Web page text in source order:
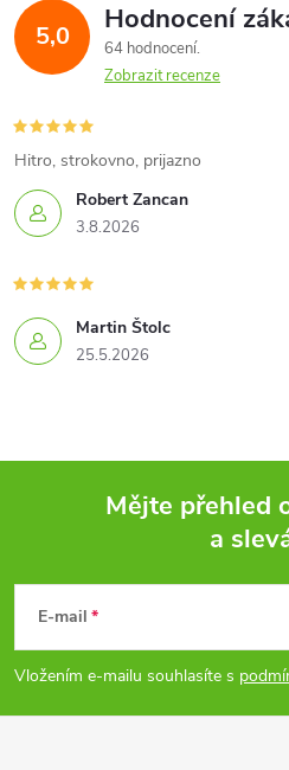
d
a
c
í
p
r
v
k
v
i
s
u
5,0 Hodnocení
64 hodnocení
Zobrazit recenze
Robert Zancan
3.8.2026
Hitro, strokovno, prijazno
Martin Štolc
25.5.2026
p
a
Mějte přehled
a
E-mail
Vložením e-mailu souhlasíte s